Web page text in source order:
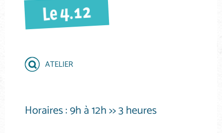
Le4.12
ATELIER
Horaires :9h à 12h >> 3 heures